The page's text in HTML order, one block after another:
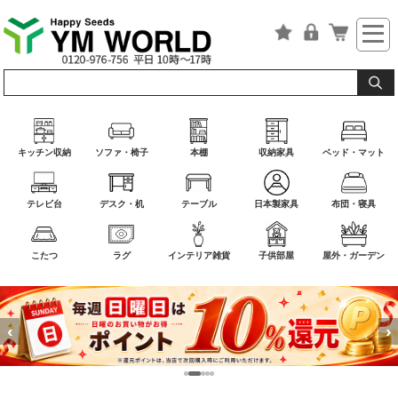
キッチン収納 ソファ・椅子 本棚 収納家具 ベッド・マット
テレビ台 デスク・机 テーブル 日本製家具 布団・寝具
こたつ ラグ インテリア雑貨 子供部屋 屋外・ガーデン
‹ ›